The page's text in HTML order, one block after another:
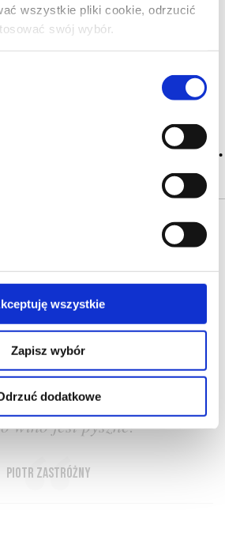
wszystkie pliki cookie, odrzucić
swój wybór.
wszystkie
Zapisz wybór
dodatkowe
ukończone 18 lat?
bez zapachu i koloru; jeden
produktów fermentacji;
CO2 chroni moszcz
przez winiarzy w różnych
warunkch większość … Więcej
ONLINE PRODUCENCI
SŁOWNIK
wino jest pyszne!
Piotr Zastróżny